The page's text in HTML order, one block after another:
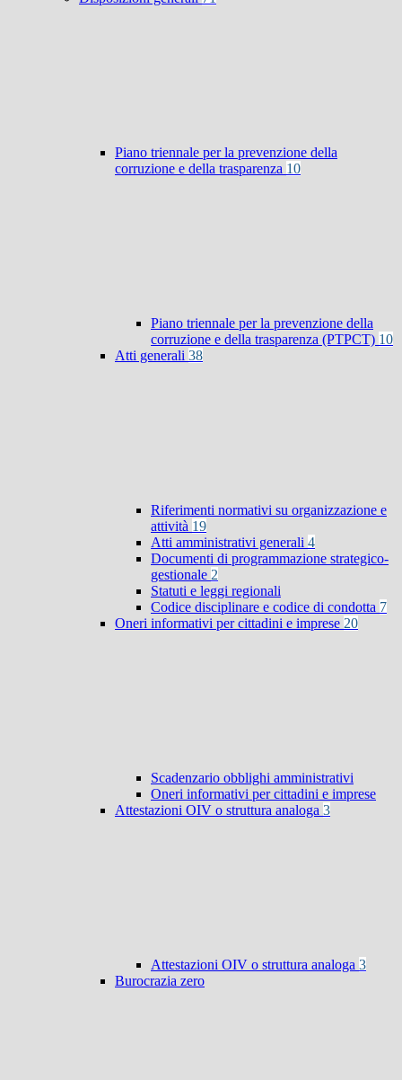
Piano triennale per la prevenzione della
corruzione e della trasparenza 10
Piano triennale per la prevenzione della
corruzione e della trasparenza (PTPCT) 10
Atti generali 38
Riferimenti normativi su organizzazione e
attività 19
Atti amministrativi generali 4
Documenti di programmazione strategico-
gestionale 2
Statuti e leggi regionali
Codice disciplinare e codice di condotta 7
Oneri informativi per cittadini e imprese 20
Scadenzario obblighi amministrativi
Oneri informativi per cittadini e imprese
Attestazioni OIV o struttura analoga 3
Attestazioni OIV o struttura analoga 3
Burocrazia zero